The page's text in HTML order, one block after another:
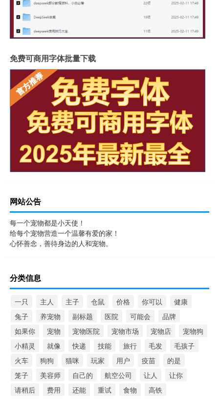
免费可商用字体批量下载
网站公告
每一个宠物都是小天使！
给每个宠物营造一个温馨有爱的家！
心怀善念，善待身边的人和宠物。
分类信息
一只 主人 主子 仓鼠 价格 你可以
健康
兔子
养宠物 副标题 医院 可能会
品牌
如果你
宠物 宠物医院 宠物市场 宠物店
宠物狗
小精灵
就像 快递 技能 旅行 毛发
毛孩子
火车
狗狗 猫咪 玩家 用户 疫苗
的是
笼子
美容师 自己的 航空公司 让人
让你
请稍后
费用 还能 重试 食物 高铁